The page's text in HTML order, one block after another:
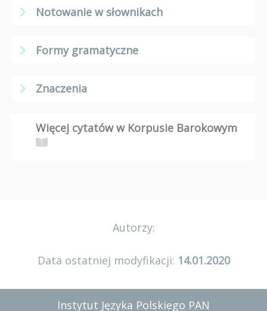
Notowanie w słownikach
Formy gramatyczne
Znaczenia
Więcej cytatów w Korpusie Barokowym
Autorzy:
Data ostatniej modyfikacji: 14.01.2020
Instytut Języka Polskiego PAN